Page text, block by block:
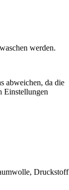
werden.
abweichen, da die
Einstellungen
Druckstoff